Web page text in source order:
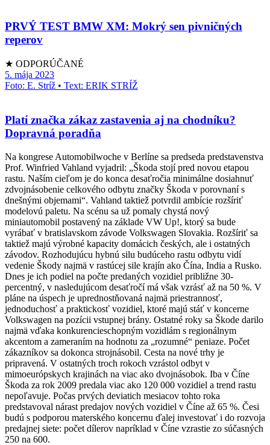
PRVÝ TEST BMW XM: Mokrý sen pivničných
reperov
★ ODPORÚČANÉ
5. mája 2023
Foto: E. Stríž • Text: ERIK STRÍŽ
Platí značka zákaz zastavenia aj na chodníku?
Dopravná poradňa
Na kongrese Automobilwoche v Berlíne sa predseda predstavenstva
Prof. Winfried Vahland vyjadril: „Škoda stojí pred novou etapou
rastu. Naším cieľom je do konca desaťročia minimálne dosiahnuť
zdvojnásobenie celkového odbytu značky Škoda v porovnaní s
dnešnými objemami“. Vahland taktiež potvrdil ambície rozšíriť
modelovú paletu. Na scénu sa už pomaly chystá nový
miniautomobil postavený na základe VW Up!, ktorý sa bude
vyrábať v bratislavskom závode Volkswagen Slovakia. Rozšíriť sa
taktiež majú výrobné kapacity domácich českých, ale i ostatných
závodov. Rozhodujúcu hybnú silu budúceho rastu odbytu vidí
vedenie Škody najmä v rastúcej sile krajín ako Čína, India a Rusko.
Dnes je ich podiel na počte predaných vozidiel približne 30-
percentný, v nasledujúcom desaťročí má však vzrásť až na 50 %. V
pláne na úspech je uprednostňovaná najmä priestrannosť,
jednoduchosť a praktickosť vozidiel, ktoré majú stáť v koncerne
Volkswagen na pozícii vstupnej brány. Ostatné roky sa Škode darilo
najmä vďaka konkurencieschopným vozidlám s regionálnym
akcentom a zameraním na hodnotu za „rozumné“ peniaze. Počet
zákazníkov sa dokonca strojnásobil. Cesta na nové trhy je
pripravená. V ostatných troch rokoch vzrástol odbyt v
mimoeurópskych krajinách na viac ako dvojnásobok. Iba v Číne
Škoda za rok 2009 predala viac ako 120 000 vozidiel a trend rastu
nepoľavuje. Počas prvých deviatich mesiacov tohto roka
predstavoval nárast predajov nových vozidiel v Číne až 65 %. Česi
budú s podporou materského koncernu ďalej investovať i do rozvoja
predajnej siete: počet dílerov napríklad v Číne vzrastie zo súčasných
250 na 600.